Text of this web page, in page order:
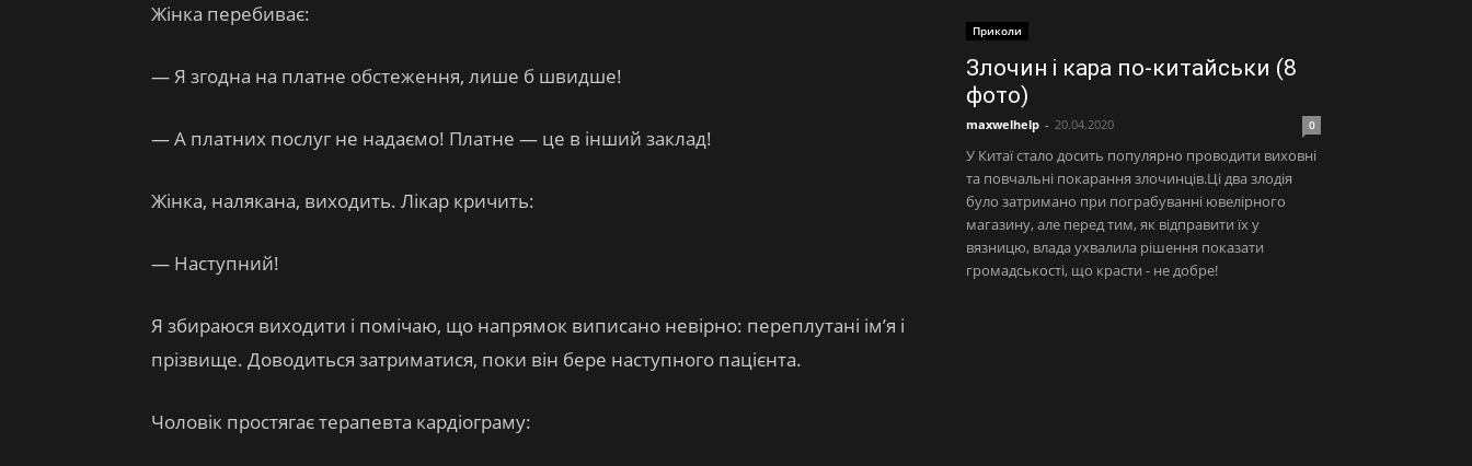
Жінка перебиває:
— Я згодна на платне обстеження, лише б швидше!
— А платних послуг не надаємо! Платне — це в інший заклад!
Жінка, налякана, виходить. Лікар кричить:
— Наступний!
Я збираюся виходити і помічаю, що напрямок виписано невірно: переплутані ім’я і
прізвище. Доводиться затриматися, поки він бере наступного пацієнта.
Чоловік простягає терапевта кардіограму:
Приколи
Злочин і кара по-китайськи (8
фото)
maxwelhelp - 20.04.2020 0
У Китаї стало досить популярно проводити виховні
та повчальні покарання злочинців.Ці два злодія
було затримано при пограбуванні ювелірного
магазину, але перед тим, як відправити їх у
вязницю, влада ухвалила рішення показати
громадськості, що красти - не добре!